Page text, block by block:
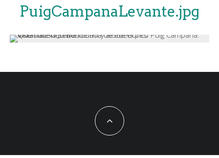
PuigCampanaLevante.jpg